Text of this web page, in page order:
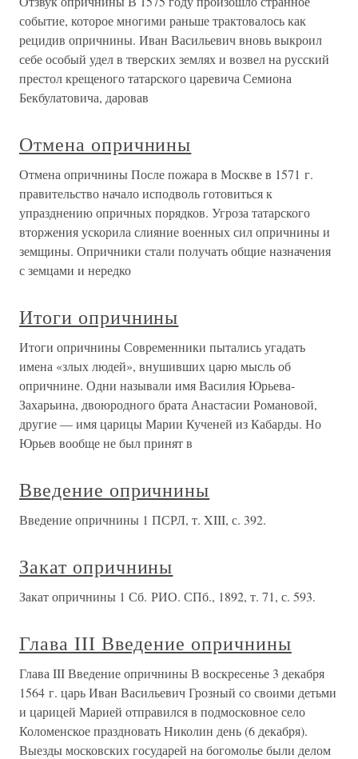
событие, которое многими раньше трактовалось как
рецидив опричнины. Иван Васильевич вновь выкроил
себе особый удел в тверских землях и возвел на русский
престол крещеного татарского царевича Семиона
Бекбулатовича, даровав
Отмена опричнины
Отмена опричнины После пожара в Москве в 1571 г.
правительство начало исподволь готовиться к
упразднению опричных порядков. Угроза татарского
вторжения ускорила слияние военных сил опричнины и
земщины. Опричники стали получать общие назначения
с земцами и нередко
Итоги опричнины
Итоги опричнины Современники пытались угадать
имена «злых людей», внушивших царю мысль об
опричнине. Одни называли имя Василия Юрьева-
Захарьина, двоюродного брата Анастасии Романовой,
другие — имя царицы Марии Кученей из Кабарды. Но
Юрьев вообще не был принят в
Введение опричнины
Введение опричнины 1 ПСРЛ, т. XIII, с. 392.
Закат опричнины
Закат опричнины 1 Сб. РИО. СПб., 1892, т. 71, с. 593.
Глава III Введение опричнины
Глава III Введение опричнины В воскресенье 3 декабря
1564 г. царь Иван Васильевич Грозный со своими детьми
и царицей Марией отправился в подмосковное село
Коломенское праздновать Николин день (6 декабря).
Выезды московских государей на богомолье были делом